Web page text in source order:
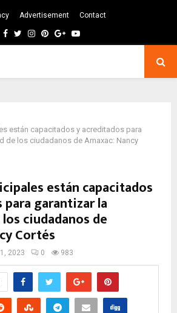
Advertisement Contact
Facebook
TwitterInstagram
Pinterest
GoogleYoutube
están capacitados y acreditados para
de los ciudadanos de Amaxac: Nancy
están capacitados
garantizar la
ciudadanos de
Cortés
2023 0 983